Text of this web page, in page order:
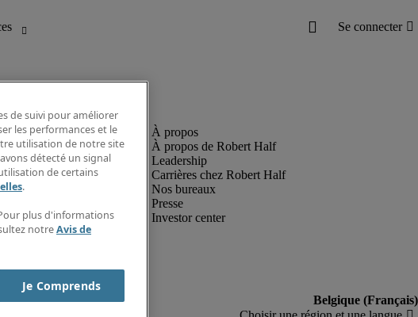
tendances
À propos de Robert Half
Leadership
Carrières chez Robert Half
Nos bureaux
Presse
Investor center
de suivi pour améliorer
les performances et le
utilisation de notre site
détecté un signal
de certains
.
plus d'informations
notreAvis de
Je Comprends